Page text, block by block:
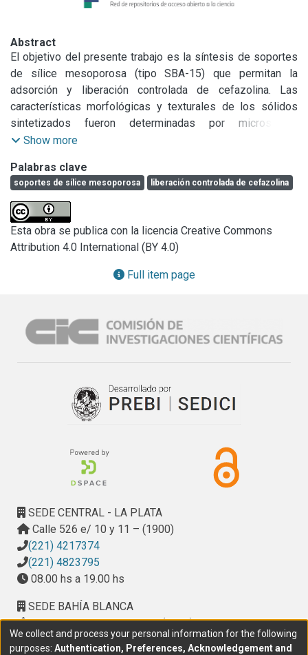
Abstract
El objetivo del presente trabajo es la síntesis de soportes
de sílice mesoporosa (tipo SBA-15) que permitan la
adsorción y liberación controlada de cefazolina. Las
características morfológicas y texturales de los sólidos
sintetizados fueron determinadas por microscopía
electrónica de barrido (SEM). Las isotermas de adsorción-
del nitrógeno líquido (-196 ºC). El tamaño de poro fue
obtenido por el método de Barrett-Joyner-Halenda (BJH).
El área fue determinada por la ecuación de Brunauer–
Emmett–Teller (BET). Se calcularon los porcentajes de
adsorción en el equilibrio de cefazolina en solución acuosa
para diferentes tiempos utilizando los sólidos
sintetizados. Se determinó el porcentaje de liberación del
se puede concluir que la aplicación de estos materiales
permitiría que el paciente reciba la medicación en dosis
Show more
Palabras clave
soportes de sílice mesoporosa liberación controlada de cefazolina
Esta obra se publica con la licencia Creative Commons
Attribution 4.0 International (BY 4.0)
Full item page
SEDE CENTRAL - LA PLATA
Calle 526 e/ 10 y 11 – (1900)
(221) 4217374
(221) 4823795
08.00 hs a 19.00 hs
SEDE BAHÍA BLANCA
Calle Ciudad de Cali 320 – (8000). Universidad
Provincial del Sudoeste (UPSO)
We collect and process your personal information for the following
purposes: Authentication, Preferences, Acknowledgement and